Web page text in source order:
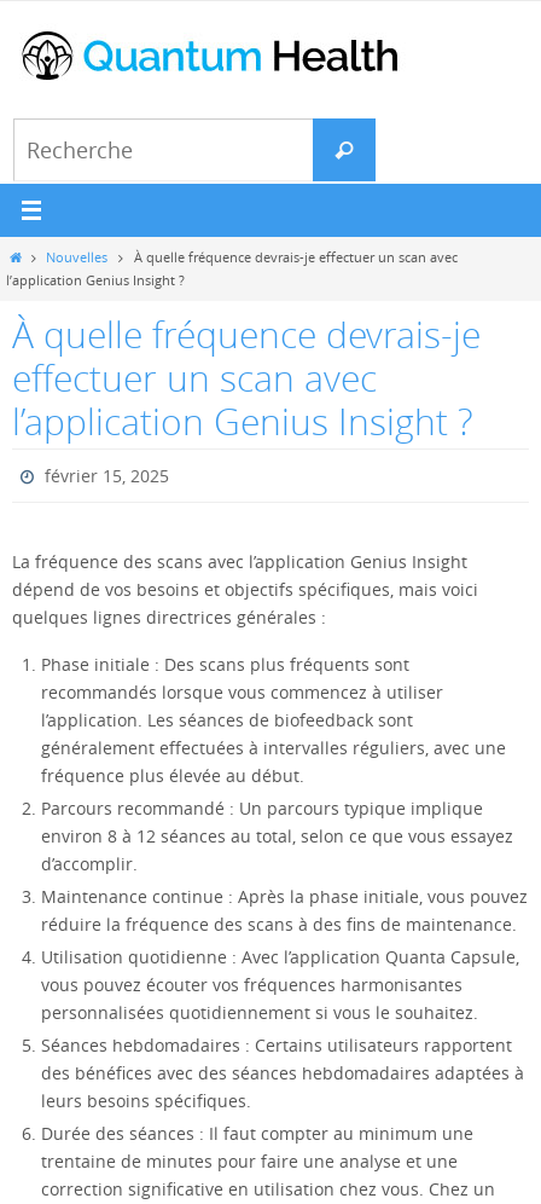
vers
Recherche
HomeNouvelles
À quelle fréquence devrais-je effectuer un scan avec
l’application Genius Insight ?
À quelle fréquence devrais-je
effectuer un scan avec
l’application Genius Insight ?
février 15, 2025
La fréquence des scans avec l’application Genius Insight
dépend de vos besoins et objectifs spécifiques, mais voici
quelques lignes directrices générales :
Phase initiale : Des scans plus fréquents sont
recommandés lorsque vous commencez à utiliser
l’application. Les séances de biofeedback sont
généralement effectuées à intervalles réguliers, avec une
fréquence plus élevée au début.
Parcours recommandé : Un parcours typique implique
environ 8 à 12 séances au total, selon ce que vous essayez
d’accomplir.
Maintenance continue : Après la phase initiale, vous pouvez
réduire la fréquence des scans à des fins de maintenance.
Utilisation quotidienne : Avec l’application Quanta Capsule,
vous pouvez écouter vos fréquences harmonisantes
personnalisées quotidiennement si vous le souhaitez.
Séances hebdomadaires : Certains utilisateurs rapportent
des bénéfices avec des séances hebdomadaires adaptées à
leurs besoins spécifiques.
Durée des séances : Il faut compter au minimum une
trentaine de minutes pour faire une analyse et une
correction significative en utilisation chez vous. Chez un